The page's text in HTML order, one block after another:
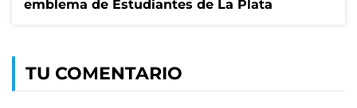
emblema de Estudiantes de La Plata
TU COMENTARIO